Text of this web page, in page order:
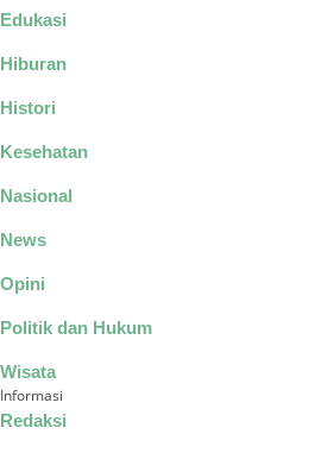
Edukasi
Hiburan
Histori
Kesehatan
Nasional
News
Opini
Politik dan Hukum
Wisata
Informasi
Redaksi